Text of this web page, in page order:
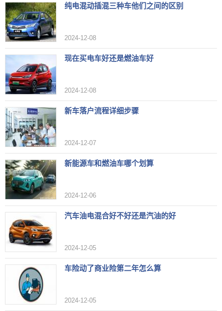
纯电混动插混三种车他们之间的区别
2024-12-08
现在买电车好还是燃油车好
2024-12-08
新车落户流程详细步骤
2024-12-07
新能源车和燃油车哪个划算
2024-12-06
汽车油电混合好不好还是汽油的好
2024-12-05
车险动了商业险第二年怎么算
2024-12-05